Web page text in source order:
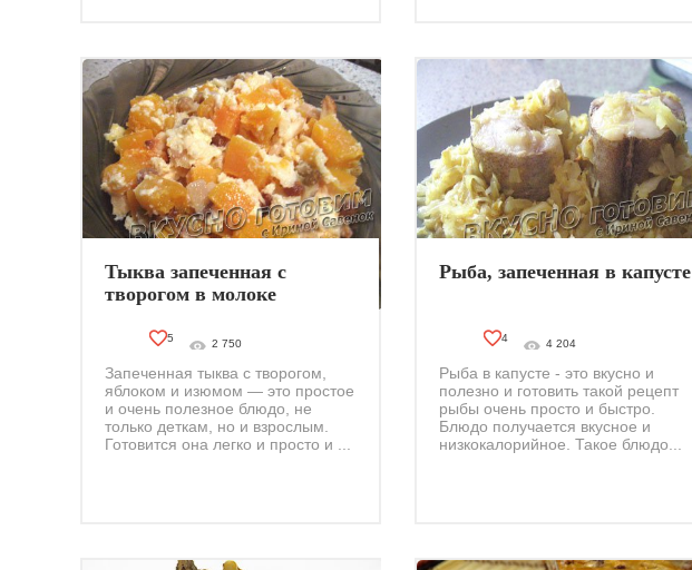
Тыква запеченная с
творогом в молоке
5 2 750
Запеченная тыква с творогом,
яблоком и изюмом — это простое
и очень полезное блюдо, не
только деткам, но и взрослым.
Готовится она легко и просто и ...
Рыба, запеченная в капусте
4 4 204
Рыба в капусте - это вкусно и
полезно и готовить такой рецепт
рыбы очень просто и быстро.
Блюдо получается вкусное и
низкокалорийное. Такое блюдо...